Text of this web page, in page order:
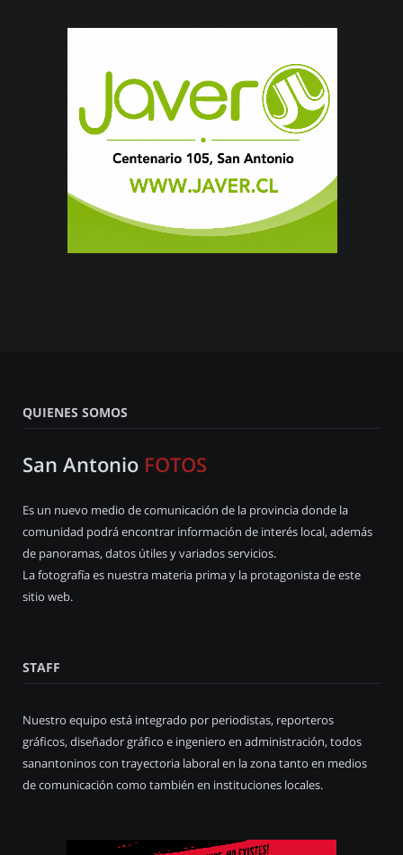
QUIENES SOMOS
San Antonio FOTOS
Es un nuevo medio de comunicación de la provincia donde la
comunidad podrá encontrar información de interés local, además
de panoramas, datos útiles y variados servicios.
La fotografía es nuestra materia prima y la protagonista de este
sitio web.
STAFF
Nuestro equipo está integrado por periodistas, reporteros
gráficos, diseñador gráfico e ingeniero en administración, todos
sanantoninos con trayectoria laboral en la zona tanto en medios
de comunicación como también en instituciones locales.